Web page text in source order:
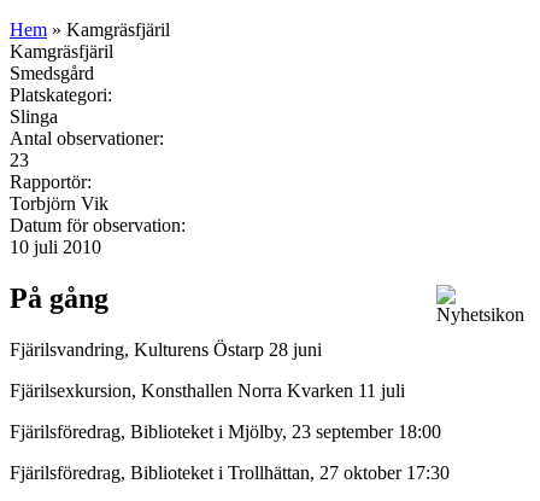
Hem » Kamgräsfjäril
Kamgräsfjäril
Smedsgård
Platskategori:
Slinga
Antal observationer:
23
Rapportör:
Torbjörn Vik
Datum för observation:
10 juli 2010
På gång
Fjärilsvandring, Kulturens Östarp 28 juni
Fjärilsexkursion, Konsthallen Norra Kvarken 11 juli
Fjärilsföredrag, Biblioteket i Mjölby, 23 september 18:00
Fjärilsföredrag, Biblioteket i Trollhättan, 27 oktober 17:30